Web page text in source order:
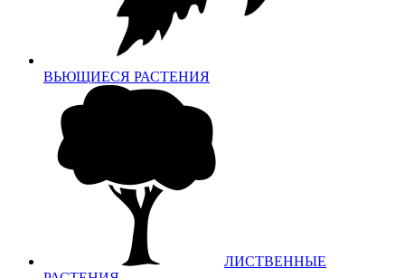
ВЬЮЩИЕСЯ РАСТЕНИЯ
ЛИСТВЕННЫЕ